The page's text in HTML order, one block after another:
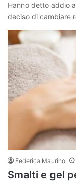
Hanno detto addio
deciso di cambiare
Federica Maurino
Smalti e gel